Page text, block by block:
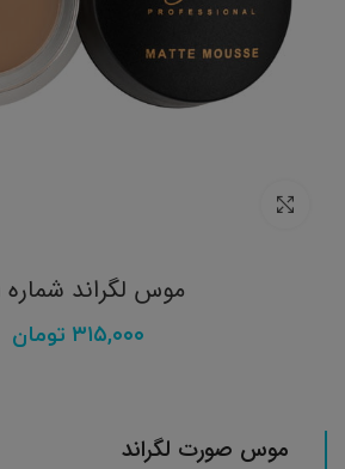
موس لگراند شماره 701
۳۱۵,۰۰۰ تومان
موس صورت لگراند